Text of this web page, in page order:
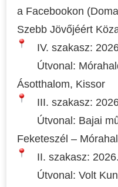
a Facebookon
Szebb Jövőjéért
IV. szakasz:
Útvonal:
Ásotthalom, Kissor
III. szakasz:
Útvonal: Bajai
Feketeszél –
II. szakasz:
Útvonal: Volt